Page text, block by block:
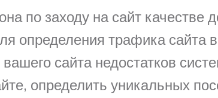
по заходу на сайт качестве
определения трафика сайта
сайта недостатков
определить уникальных